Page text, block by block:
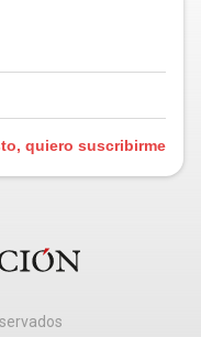
quiero suscribirme